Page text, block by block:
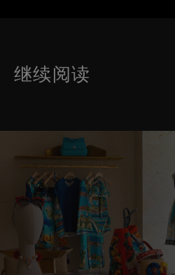
继续阅读
这是带有可以左右移动幻灯片 的